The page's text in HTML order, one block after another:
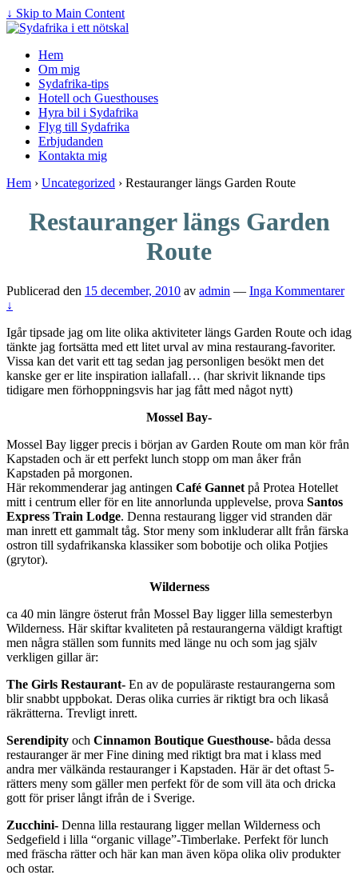
↓ Skip to Main Content
Hem
Om mig
Sydafrika-tips
Hotell och Guesthouses
Hyra bil i Sydafrika
Flyg till Sydafrika
Erbjudanden
Kontakta mig
Hem › Uncategorized › Restauranger längs Garden Route
Restauranger längs Garden
Route
Publicerad den 15 december, 2010 av admin — Inga Kommentarer
↓
Igår tipsade jag om lite olika aktiviteter längs Garden Route och idag
tänkte jag fortsätta med ett litet urval av mina restaurang-favoriter.
Vissa kan det varit ett tag sedan jag personligen besökt men det
kanske ger er lite inspiration iallafall… (har skrivit liknande tips
tidigare men förhoppningsvis har jag fått med något nytt)
Mossel Bay-
Mossel Bay ligger precis i början av Garden Route om man kör från
Kapstaden och är ett perfekt lunch stopp om man åker från
Kapstaden på morgonen.
Här rekommenderar jag antingen Café Gannet på Protea Hotellet
mitt i centrum eller för en lite annorlunda upplevelse, prova Santos
Express Train Lodge. Denna restaurang ligger vid stranden där
man inrett ett gammalt tåg. Stor meny som inkluderar allt från färska
ostron till sydafrikanska klassiker som bobotije och olika Potjies
(grytor).
Wilderness
ca 40 min längre österut från Mossel Bay ligger lilla semesterbyn
Wilderness. Här skiftar kvaliteten på restaurangerna väldigt kraftigt
men några ställen som funnits med länge nu och som jag själv
verkligen gillar är:
The Girls Restaurant- En av de populäraste restaurangerna som
blir snabbt uppbokat. Deras olika curries är riktigt bra och likaså
räkrätterna. Trevligt inrett.
Serendipity och Cinnamon Boutique Guesthouse- båda dessa
restauranger är mer Fine dining med riktigt bra mat i klass med
andra mer välkända restauranger i Kapstaden. Här är det oftast 5-
rätters meny som gäller men perfekt för de som vill äta och dricka
gott för priser långt ifrån de i Sverige.
Zucchini- Denna lilla restaurang ligger mellan Wilderness och
Sedgefield i lilla “organic village”-Timberlake. Perfekt för lunch
med fräscha rätter och här kan man även köpa olika oliv produkter
och ostar.